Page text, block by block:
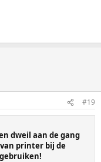
#19
dweil aan de gang
printer bij de